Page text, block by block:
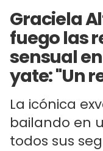
Graciela
fuego las
sensual
yate: "Un
La icónica
bailando en
todos sus